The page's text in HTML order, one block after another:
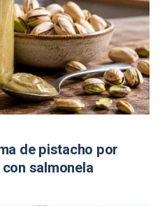
de pistacho por
salmonela